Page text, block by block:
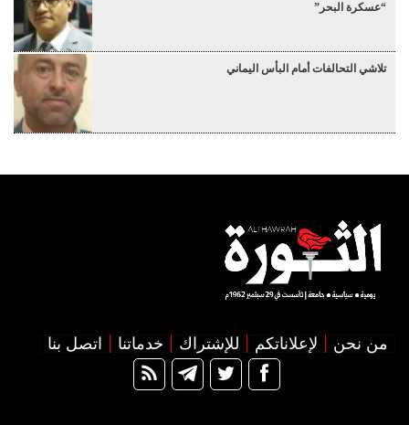
“عسكرة البحر”
تلاشي التحالفات أمام البأس اليماني
من نحن لإعلاناتكم للإشتراك خدماتنا اتصل بنا